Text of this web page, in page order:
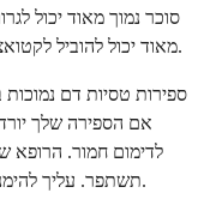
סוכר נמוך מאוד יכול
מאוד יכול להוביל לקטואצידוזיס סוכרתית, מצב מסכן חיים הדורש אשפוז.
ספירות טסיות דם
אם הספירה שלך
לדימום חמור. הרופא
תשתפר. עליך להימנע מתרופות כמו אספירין המשפיעות על קרישה.